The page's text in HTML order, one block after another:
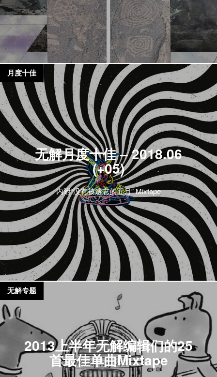
无解月度十佳 – 2018.06
(+05)
内附“没有被遗忘的五月” Mixtape
月度十佳
2013上半年无解编辑们的25
首最佳单曲Mixtape
无解专题